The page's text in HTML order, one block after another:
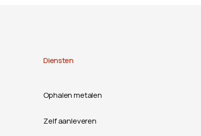
Diensten
Ophalen metalen
Zelf aanleveren